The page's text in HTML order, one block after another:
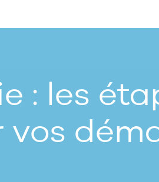
: les